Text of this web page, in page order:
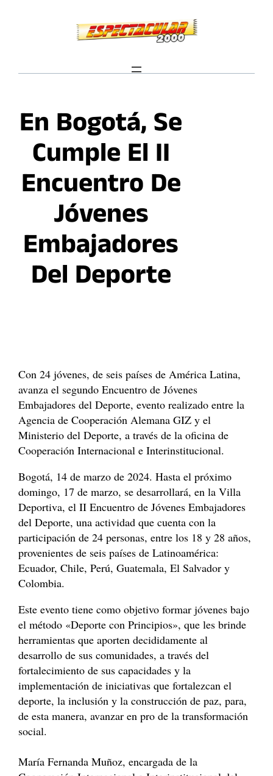
En Bogotá, Se
Cumple El II
Encuentro De
Jóvenes
Embajadores
Del Deporte
Con 24 jóvenes, de seis países de América Latina,
avanza el segundo Encuentro de Jóvenes
Embajadores del Deporte, evento realizado entre la
Agencia de Cooperación Alemana GIZ y el
Ministerio del Deporte, a través de la oficina de
Cooperación Internacional e Interinstitucional.
Bogotá, 14 de marzo de 2024. Hasta el próximo
domingo, 17 de marzo, se desarrollará, en la Villa
Deportiva, el II Encuentro de Jóvenes Embajadores
del Deporte, una actividad que cuenta con la
participación de 24 personas, entre los 18 y 28 años,
provenientes de seis países de Latinoamérica:
Ecuador, Chile, Perú, Guatemala, El Salvador y
Colombia.
Este evento tiene como objetivo formar jóvenes bajo
el método «Deporte con Principios», que les brinde
herramientas que aporten decididamente al
desarrollo de sus comunidades, a través del
fortalecimiento de sus capacidades y la
implementación de iniciativas que fortalezcan el
deporte, la inclusión y la construcción de paz, para,
de esta manera, avanzar en pro de la transformación
social.
María Fernanda Muñoz, encargada de la